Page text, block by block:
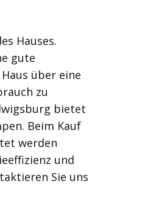
Hauses.
gute
über eine
zu
bietet
Beim Kauf
werden
und
Sie uns